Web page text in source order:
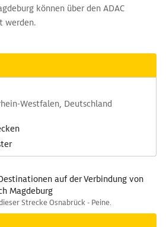
können über den ADAC
werden.
Westfalen, Deutschland
auf der Verbindung von
Magdeburg
Strecke Osnabrück - Peine.